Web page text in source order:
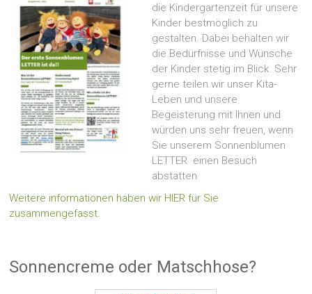
die Kindergartenzeit für unsere
Kinder bestmöglich zu
gestalten. Dabei behalten wir
die Bedürfnisse und Wünsche
der Kinder stetig im Blick. Sehr
gerne teilen wir unser Kita-
Leben und unsere
Begeisterung mit Ihnen und
würden uns sehr freuen, wenn
Sie unserem Sonnenblumen
LETTER einen Besuch
abstatten
Weitere informationen haben wir HIER für Sie
zusammengefasst.
Sonnencreme oder Matschhose?